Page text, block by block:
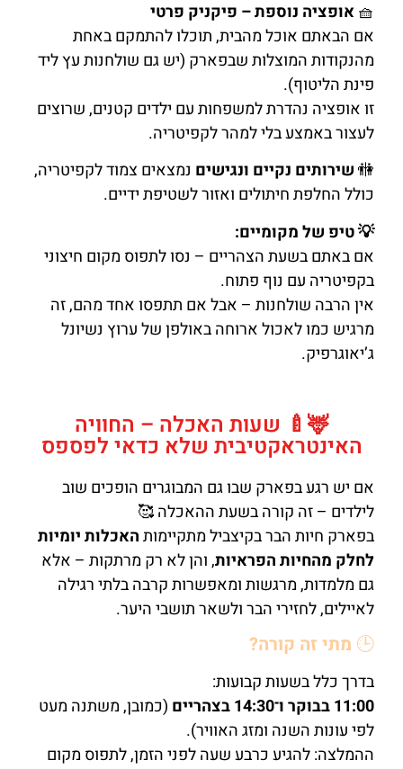
🧺אופציה נוספת – פיקניק פרטי
אם הבאתם אוכל מהבית, תוכלו להתמקם באחת
מהנקודות המוצלות שבפארק (יש גם שולחנות עץ ליד
פינת הליטוף).
זו אופציה נהדרת למשפחות עם ילדים קטנים, שרוצים
לעצור באמצע בלי למהר לקפיטריה.
🚻שירותים נקיים ונגישים נמצאים צמוד לקפיטריה,
כולל החלפת חיתולים ואזור לשטיפת ידיים.
💡 טיפ של מקומיים:
אם באתם בשעת הצהריים – נסו לתפוס מקום חיצוני
בקפיטריה עם נוף פתוח.
אין הרבה שולחנות – אבל אם תתפסו אחד מהם, זה
מרגיש כמו לאכול ארוחה באולפן של ערוץ נשיונל
ג’יאוגרפיק.
🦌🍼 שעות האכלה – החוויה
האינטראקטיבית שלא כדאי לפספס
אם יש רגע בפארק שבו גם המבוגרים הופכים שוב
לילדים – זה קורה בשעת ההאכלה 🥰
בפארק חיות הבר בקיצביל מתקיימותהאכלות יומיות
לחלק מהחיות הפראיות, והן לא רק מרתקות – אלא
גם מלמדות, מרגשות ומאפשרות קרבה בלתי רגילה
לאיילים, לחזירי הבר ולשאר תושבי היער.
🕒 מתי זה קורה?
בדרך כלל בשעות קבועות:
11:00 בבוקר ו־14:30 בצהריים
(כמובן, משתנה מעט
לפי עונות השנה ומזג האוויר).
ההמלצה: להגיע כרבע שעה לפני הזמן, לתפוס מקום